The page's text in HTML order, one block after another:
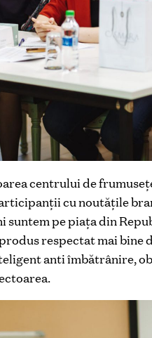
centrului de
cu noutăţile
suntem pe piaţa din
respectat mai bine
anti îmbătrânire,